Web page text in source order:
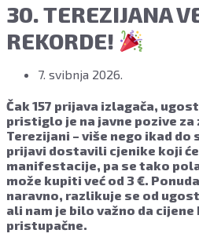
30. TEREZIJANA
REKORDE!
7. svibnja 2026.
Čak 157 prijava izlagača,
pristiglo je na javne pozive za
Terezijani – više nego ikad
prijavi dostavili cjenike koji
manifestacije, pa se tako
može kupiti već od 3 €.
naravno, razlikuje se od
ali nam je bilo važno da cijene
pristupačne.